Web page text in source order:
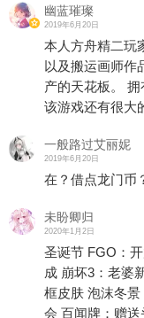
幽蓝璀璨
2019年6月20日
本人方舟精二玩
以及搬运画师作
产的天花板。
该游戏还有很大
一般路过艾丽妮
2019年6月20日
在？借点龙门币
未盼卿归
2020年1月2日
圣诞节 FGO：
成 崩坏3：老婆
框皮肤 泡沫冬
会 百闻牌：赠